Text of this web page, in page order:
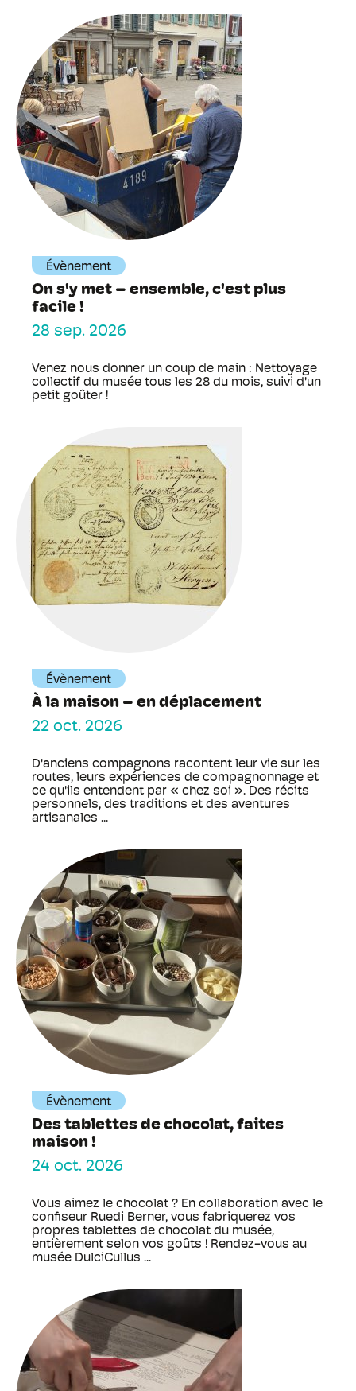
Évènement
On s'y met – ensemble, c'est plus
facile !
28 sep. 2026
Venez nous donner un coup de main : Nettoyage
collectif du musée tous les 28 du mois, suivi d'un
petit goûter !
Évènement
À la maison – en déplacement
22 oct. 2026
D'anciens compagnons racontent leur vie sur les
routes, leurs expériences de compagnonnage et
ce qu'ils entendent par « chez soi ». Des récits
personnels, des traditions et des aventures
artisanales ...
Évènement
Des tablettes de chocolat, faites
maison !
24 oct. 2026
Vous aimez le chocolat ? En collaboration avec le
confiseur Ruedi Berner, vous fabriquerez vos
propres tablettes de chocolat du musée,
entièrement selon vos goûts ! Rendez-vous au
musée DulciCullus ...